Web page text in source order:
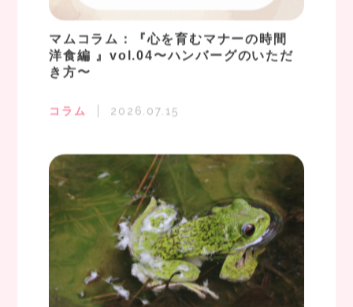
マムコラム：『心を育むマナーの時間
洋食編 』vol.04〜ハンバーグのいただ
き方〜
コラム 2026.07.15